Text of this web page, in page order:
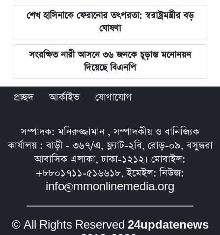
শেখ হাসিনাকে ফেরানোর তৎপরতা: স্বরাষ্ট্রমন্ত্রীর বড়
ঘোষণা
সংরক্ষিত নারী আসনে ৩৬ জনকে চূড়ান্ত মনোনয়ন
দিয়েছে বিএনপি
প্রচ্ছদ আর্কাইভ যোগাযোগ
সম্পাদক: মনিরুজ্জামান , সম্পাদকীয় ও বানিজ্যিক
কার্যালয় : বাড়ী - ৩৬৭/এ, ফ্ল্যাট-২বি, রোড়-০৯, বসুন্ধরা
আবাসিক এলাকা, ঢাকা-১২১২। মোবাইল:
+৮৮০১৭১১-৫১৬৬১৮, ইমেইল: নিউজ:
info@mmonlinemedia.org
© All Rights Reserved 24updatenews